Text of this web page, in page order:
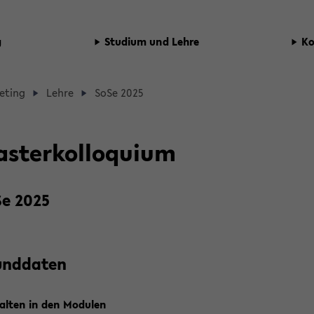
Stu­di­um und Lehre
Lehre SoSe 2025
2025
in den Mo­du­len